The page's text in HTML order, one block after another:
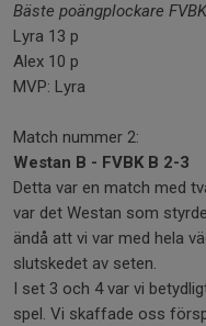
Bäste poängplockare
Lyra 13 p
Alex 10 p
MVP: Lyra
Match nummer 2:
Westan B - FVBK B 2-3
Detta var en match med
var det Westan som
ändå att vi var med hela
slutskedet av seten.
I set 3 och 4 var vi
spel. Vi skaffade oss